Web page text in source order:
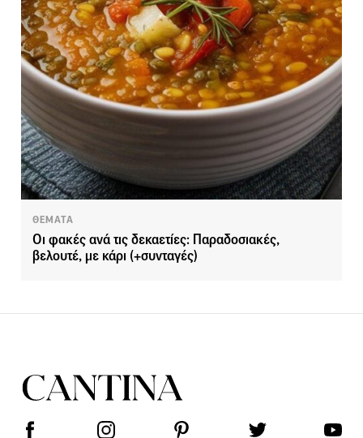
ΘΕΜΑΤΑ
Οι φακές ανά τις δεκαετίες: Παραδοσιακές,
βελουτέ, με κάρι (+συνταγές)